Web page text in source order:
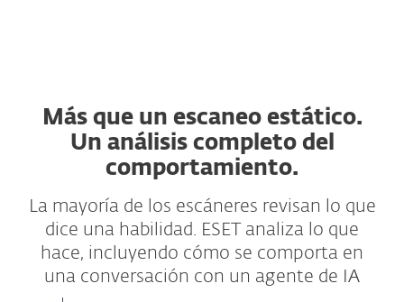
Más que un escaneo estático.
Un análisis completo del
comportamiento.
La mayoría de los escáneres revisan lo que
dice una habilidad. ESET analiza lo que
hace, incluyendo cómo se comporta en
una conversación con un agente de IA